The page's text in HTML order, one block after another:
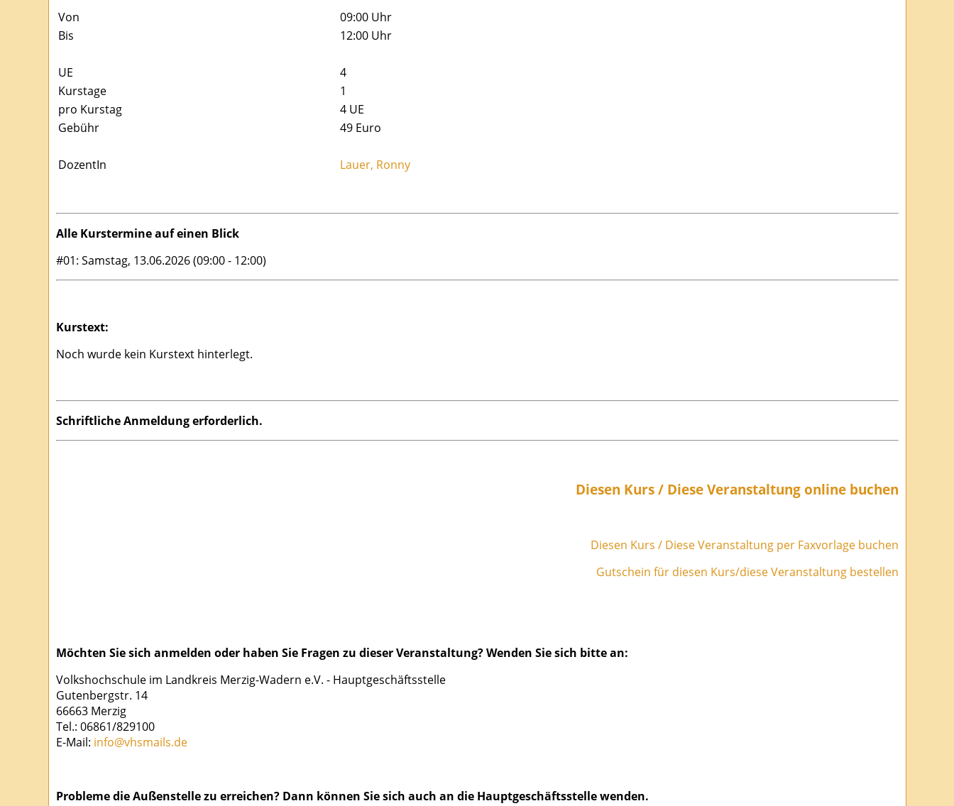
Von
09:00 Uhr
Bis
12:00 Uhr
UE
4
Kurstage
1
pro Kurstag
4 UE
Gebühr
49 Euro
DozentIn Lauer, Ronny
Alle Kurstermine auf einen Blick
#01: Samstag, 13.06.2026 (09:00 - 12:00)
Kurstext:
Noch wurde kein Kurstext hinterlegt.
Schriftliche Anmeldung erforderlich.
Diesen Kurs / Diese Veranstaltung online buchen
Diesen Kurs / Diese Veranstaltung per Faxvorlage buchen
Gutschein für diesen Kurs/diese Veranstaltung bestellen
Möchten Sie sich anmelden oder haben Sie Fragen zu dieser Veranstaltung? Wenden Sie sich bitte an:
Volkshochschule im Landkreis Merzig-Wadern e.V. - Hauptgeschäftsstelle
Gutenbergstr. 14
66663 Merzig
Tel.: 06861/829100
E-Mail: info@vhsmails.de
Probleme die Außenstelle zu erreichen? Dann können Sie sich auch an die Hauptgeschäftsstelle wenden.